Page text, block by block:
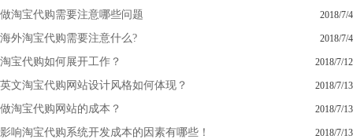
做淘宝代购需要注意哪些问题 2018/7/4
海外淘宝代购需要注意什么? 2018/7/4
淘宝代购如何展开工作？ 2018/7/12
英文淘宝代购网站设计风格如何体现？ 2018/7/13
做淘宝代购网站的成本？ 2018/7/13
影响淘宝代购系统开发成本的因素有哪些！ 2018/7/13